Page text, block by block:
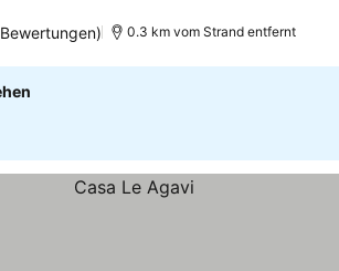
0.3 km vom Strand entfernt